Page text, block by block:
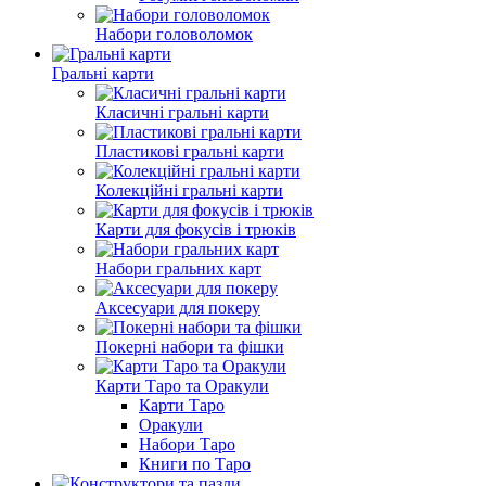
Набори головоломок
Гральні карти
Класичні гральні карти
Пластикові гральні карти
Колекційні гральні карти
Карти для фокусів і трюків
Набори гральних карт
Аксесуари для покеру
Покерні набори та фішки
Карти Таро та Оракули
Карти Таро
Оракули
Набори Таро
Книги по Таро